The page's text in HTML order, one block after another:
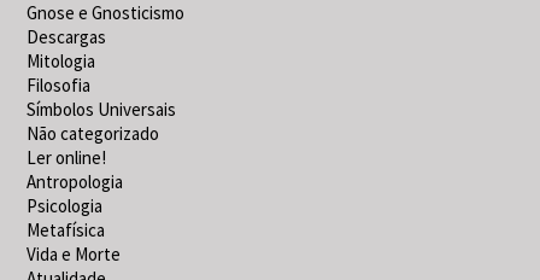
Gnose e Gnosticismo
Descargas
Mitologia
Filosofia
Símbolos Universais
Não categorizado
Ler online!
Antropologia
Psicologia
Metafísica
Vida e Morte